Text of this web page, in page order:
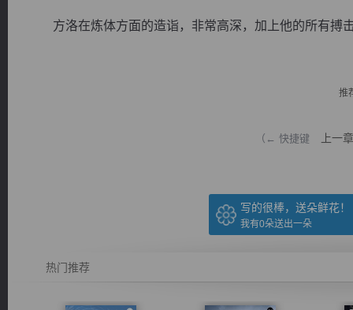
方洛在炼体方面的造诣，非常高深，加上他的所有搏
推
（← 快捷键 上一章
写的很棒，送朵鲜花！
我有0朵送出一朵
热门推荐